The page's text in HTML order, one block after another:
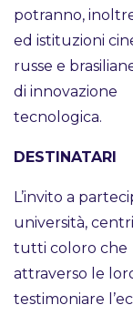
potranno,
ed istituzioni
russe e
di innovazione
tecnologica.
DESTINATARI
L’invito a
università,
tutti coloro che
attraverso le
testimoniare